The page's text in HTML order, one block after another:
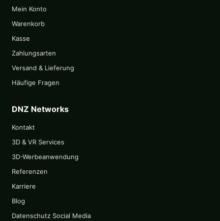
Mein Konto
Warenkorb
Kasse
Zahlungsarten
Versand & Lieferung
Häufige Fragen
DNZ Networks
Kontakt
3D & VR Services
3D-Werbeanwendung
Referenzen
Karriere
Blog
Datenschutz Social Media